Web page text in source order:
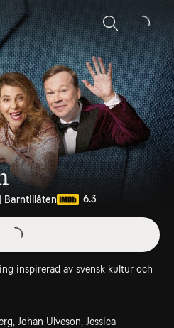
Sök
Barntillåten 6.3
inspirerad av svensk kultur och
Johan Ulveson, Jessica